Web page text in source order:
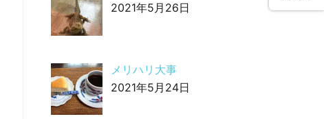
2021年5月26日
メリハリ大事
2021年5月24日